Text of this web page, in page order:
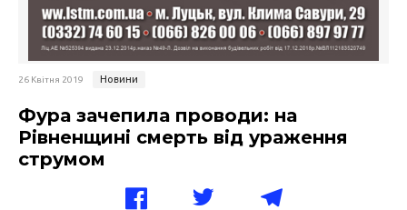
26 Квітня 2019 Новини
Фура зачепила проводи: на
Рівненщині смерть від ураження
струмом